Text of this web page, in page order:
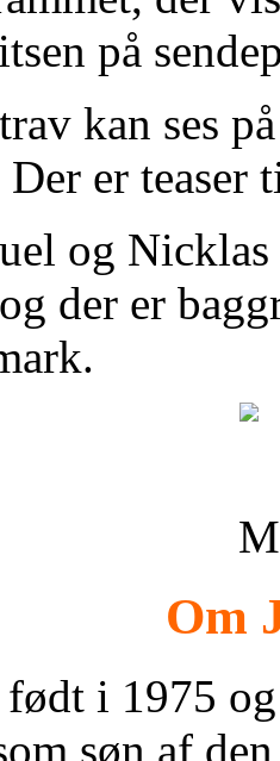
på
kan ses
er
og
der er
Om
født i 1975
søn af